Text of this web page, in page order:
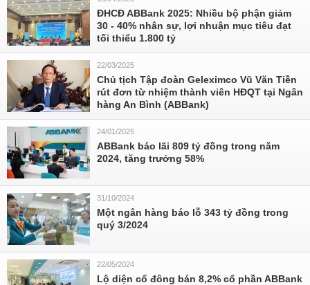
ĐHCĐ ABBank 2025: Nhiều bộ phận giảm
30 - 40% nhân sự, lợi nhuận mục tiêu đạt
tối thiểu 1.800 tỷ
22/03/2025
Chủ tịch Tập đoàn Geleximco Vũ Văn Tiền
rút đơn từ nhiệm thành viên HĐQT tại Ngân
hàng An Bình (ABBank)
24/01/2025
ABBank báo lãi 809 tỷ đồng trong năm
2024, tăng trưởng 58%
31/10/2024
Một ngân hàng báo lỗ 343 tỷ đồng trong
quý 3/2024
22/05/2024
Lộ diện cổ đông bán 8,2% cổ phần ABBank